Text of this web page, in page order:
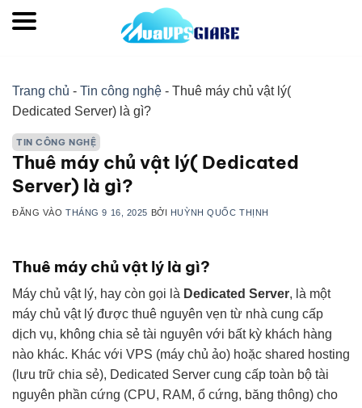
Bỏ
qua
Trang chủ - Tin công nghệ - Thuê máy chủ vật lý(
Dedicated Server) là gì?
TIN CÔNG NGHỆ
Thuê máy chủ vật lý( Dedicated
Server) là gì?
ĐĂNG VÀOTHÁNG 9 16, 2025 BỞI HUỲNH QUỐC THỊNH
Thuê máy chủ vật lý là gì?
Máy chủ vật lý, hay còn gọi là Dedicated Server, là một
máy chủ vật lý được thuê nguyên vẹn từ nhà cung cấp
dịch vụ, không chia sẻ tài nguyên với bất kỳ khách hàng
nào khác. Khác với VPS (máy chủ ảo) hoặc shared hosting
(lưu trữ chia sẻ), Dedicated Server cung cấp toàn bộ tài
nguyên phần cứng (CPU, RAM, ổ cứng, băng thông) cho